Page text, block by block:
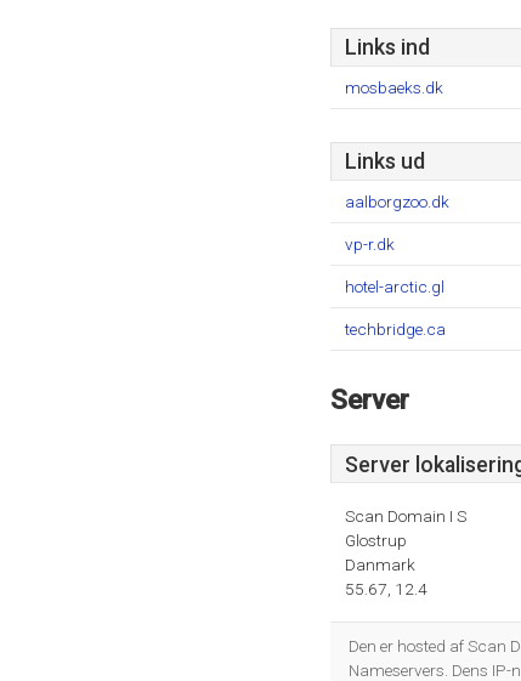
Links ind
mosbaeks.dk
Links ud
aalborgzoo.dk
vp-r.dk
hotel-arctic.gl
techbridge.ca
Server
Server
Scan Domain I S
Glostrup
Danmark
55.67, 12.4
Den er hosted af Scan
Nameservers. Dens